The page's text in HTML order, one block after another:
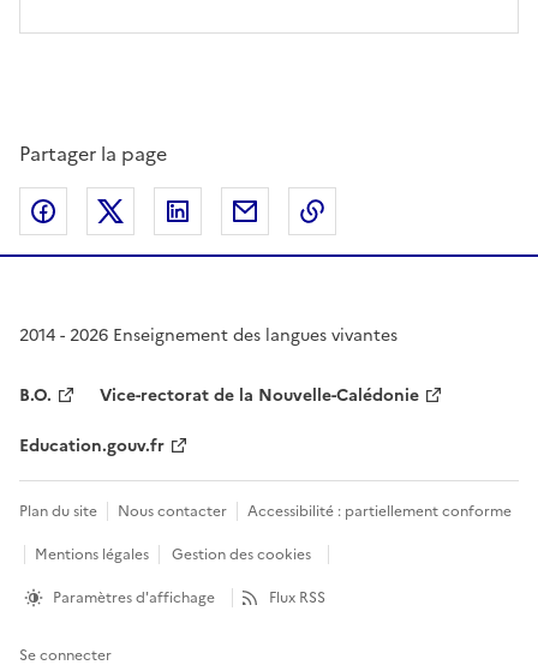
Partager la page
Partager sur Facebook
Partager sur Twitter
Partager sur LinkedIn
Partager par email
2014 - 2026 Enseignement des langues vivantes
B.O.
Vice-rectorat de la Nouvelle-Calédonie
Education.gouv.fr
Plan du site Nous contacter
Accessibilité : partiellement conforme
Mentions légales
Gestion des cookies
Paramètres d'affichage
Flux RSS
Se connecter